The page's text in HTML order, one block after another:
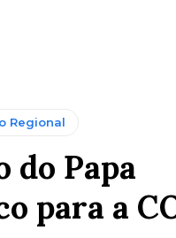
Regional
do Papa
para a